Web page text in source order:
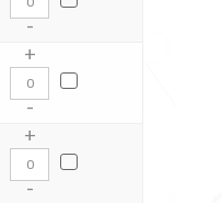
-
+
-
+
-